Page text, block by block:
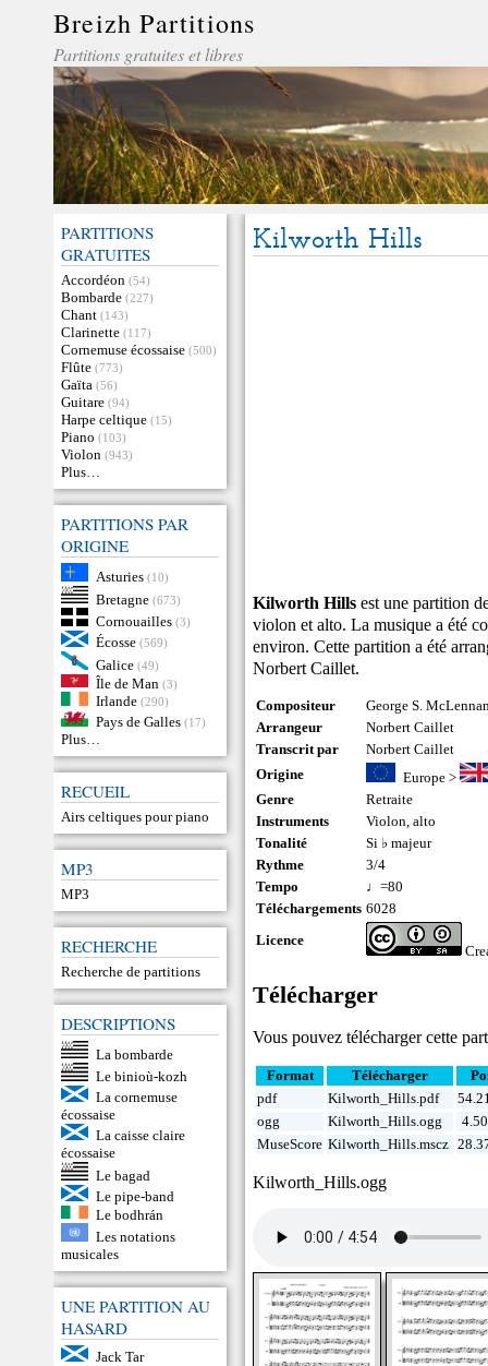
Breizh Partitions
Partitions gratuites et libres
PARTITIONS
GRATUITES
Accordéon (54)
Bombarde (227)
Chant (143)
Clarinette (117)
Cornemuse écossaise (500)
Flûte (773)
Gaïta (56)
Guitare (94)
Harpe celtique (15)
Piano (103)
Violon (943)
Plus…
PARTITIONS PAR
ORIGINE
Asturies (10)
Bretagne (673)
Cornouailles (3)
Écosse (569)
Galice (49)
Île de Man (3)
Irlande (290)
Pays de Galles (17)
Plus…
RECUEIL
Airs celtiques pour piano
MP3
MP3
RECHERCHE
Recherche de partitions
DESCRIPTIONS
La bombarde
Le binioù-kozh
La cornemuse
écossaise
La caisse claire
écossaise
Le bagad
Le pipe-band
Le bodhrán
Les notations
musicales
UNE PARTITION AU
HASARD
Jack Tar
Kilworth Hills
Kilworth Hills est une partition
violon et alto. La musique a été
environ. Cette partition a été
Norbert Caillet.
Compositeur
George S.
Arrangeur
Norbert Caillet
Transcrit par
Norbert Caillet
Origine
Europe>
Genre
Retraite
Instruments
Violon,alto
Tonalité
Si ♭ majeur
Rythme
3/4
Tempo
♩=80
Téléchargements 6028
Licence
Télécharger
Vous pouvez télécharger cette
Format Télécharger
pdf
Kilworth_Hills.pdf
ogg
Kilworth_Hills.ogg
MuseScore Kilworth_Hills.mscz
Kilworth_Hills.ogg